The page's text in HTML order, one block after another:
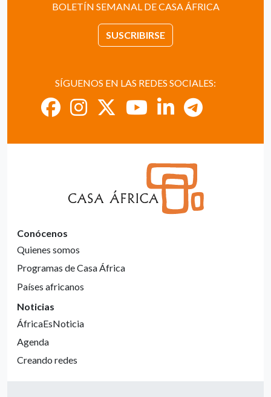
BOLETÍN SEMANAL DE CASA ÁFRICA
SUSCRIBIRSE
SÍGUENOS EN LAS REDES SOCIALES:
Conócenos
Quienes somos
Programas de Casa África
Países africanos
Noticias
ÁfricaEsNoticia
Agenda
Creando redes